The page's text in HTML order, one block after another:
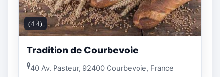
(4.4)
Tradition de Courbevoie
40 Av. Pasteur, 92400 Courbevoie, France